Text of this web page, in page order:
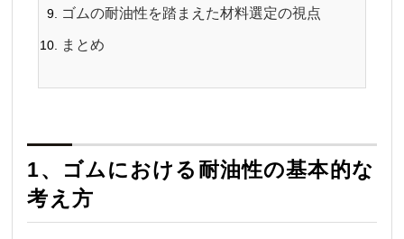
ゴムの耐油性を踏まえた材料選定の視点
まとめ
1、ゴムにおける耐油性の基本的な
考え方